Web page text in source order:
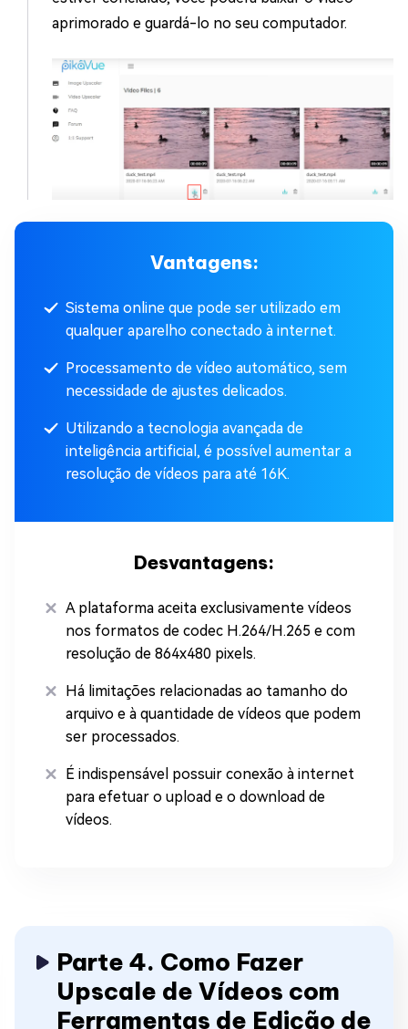
aprimorado e guardá-lo no seu computador.
Vantagens:
Sistema online que pode ser utilizado em
qualquer aparelho conectado à internet.
Processamento de vídeo automático, sem
necessidade de ajustes delicados.
Utilizando a tecnologia avançada de
inteligência artificial, é possível aumentar a
resolução de vídeos para até 16K.
Desvantagens:
A plataforma aceita exclusivamente vídeos
nos formatos de codec H.264/H.265 e com
resolução de 864x480 pixels.
Há limitações relacionadas ao tamanho do
arquivo e à quantidade de vídeos que podem
ser processados.
É indispensável possuir conexão à internet
para efetuar o upload e o download de
vídeos.
Parte 4. Como Fazer
Upscale de Vídeos com
Ferramentas de Edição de